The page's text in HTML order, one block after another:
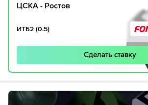
ЦСКА - Ростов
ИТБ2 (0.5)
Сделать ставку